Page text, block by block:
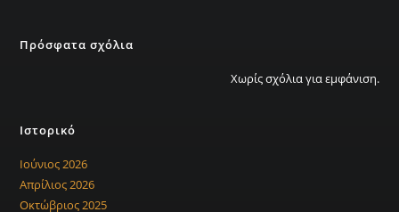
Πρόσφατα σχόλια
Χωρίς σχόλια για εμφάνιση.
Ιστορικό
Ιούνιος 2026
Απρίλιος 2026
Οκτώβριος 2025